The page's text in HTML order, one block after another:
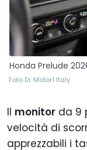
Honda Prelude
Foto Di: Motor1 Italy
Il monitor da 9
velocità di
apprezzabili i